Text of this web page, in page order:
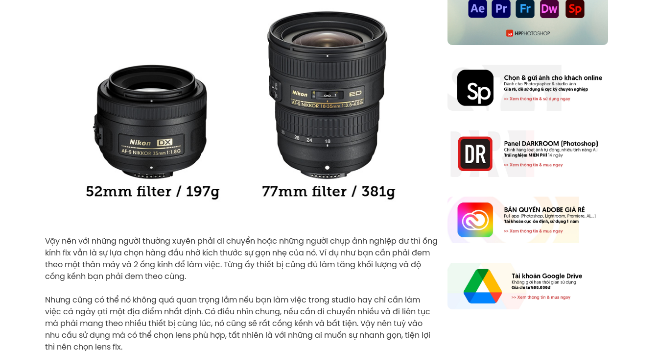
Vậy nên với những người thường xuyên phải di chuyển hoặc những người chụp ảnh nghiệp dư thì ống
kính fix vẫn là sự lựa chọn hàng đầu nhờ kích thước sự gọn nhẹ của nó. Ví dụ như bạn cần phải đem
theo một thân máy và 2 ống kính để làm việc. Từng ấy thiết bị cũng đủ làm tăng khối lượng và độ
cồng kềnh bạn phải đem theo cùng.
Nhưng cũng có thể nó không quá quan trọng lắm nếu bạn làm việc trong studio hay chỉ cần làm
việc cả ngày ạti một địa điểm nhất định. Có điều nhìn chung, nếu cần di chuyển nhiều và đi liên tục
mà phải mang theo nhiều thiết bị cùng lúc, nó cũng sẽ rất cồng kềnh và bất tiện. Vậy nên tuỳ vào
nhu cầu sử dụng mà có thể chọn lens phù hợp, tất nhiên là với những ai muốn sự nhanh gọn, tiện lợi
thì nên chọn lens fix.